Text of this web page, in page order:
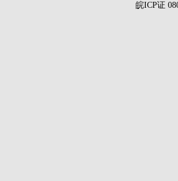
皖ICP证